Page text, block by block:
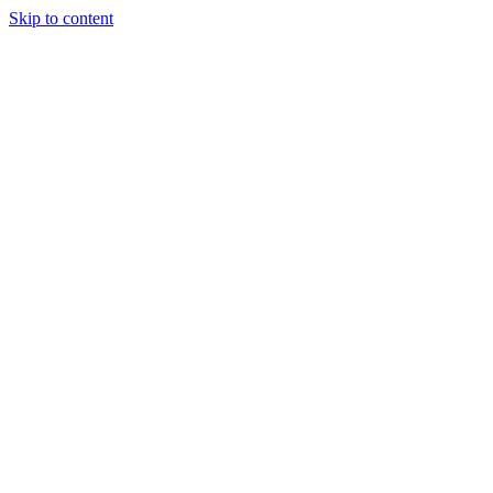
Skip to content